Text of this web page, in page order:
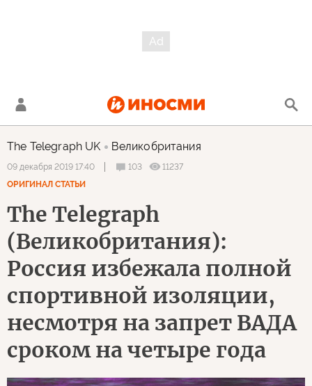
The Telegraph UK Великобритания
09 декабря 2019 17:40 103
11237
ОРИГИНАЛ СТАТЬИ
The Telegraph
(Великобритания):
Россия избежала полной
спортивной изоляции,
несмотря на запрет ВАДА
сроком на четыре года